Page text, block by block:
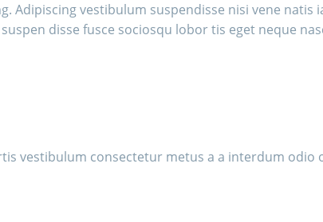
Adipiscing vestibulum suspendisse nisi vene
disse fusce sociosqu lobor tis eget neque
vestibulum consectetur metus a a interdum